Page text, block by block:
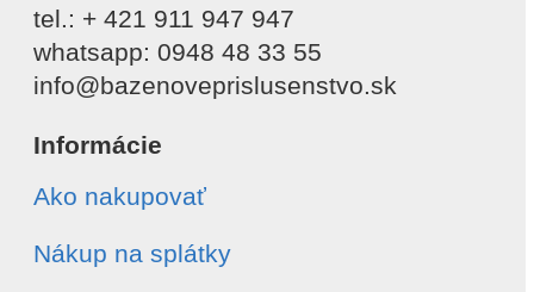
tel.: + 421 911 947 947
whatsapp: 0948 48 33 55
info@bazenoveprislusenstvo.sk
Informácie
Ako nakupovať
Nákup na splátky